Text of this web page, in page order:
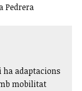
Pedrera
ha adaptacions
mobilitat